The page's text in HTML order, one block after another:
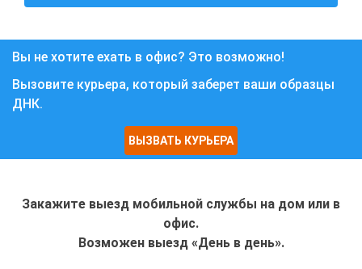
Вы не хотите ехать в офис? Это возможно!
Вызовите курьера, который заберет ваши образцы
ДНК.
ВЫЗВАТЬ КУРЬЕРА
Закажите выезд мобильной службы на дом или в
офис.
Возможен выезд «День в день».